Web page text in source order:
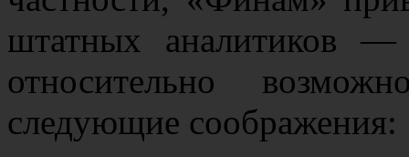
штатных аналитиков
относительно
следующие соображения: